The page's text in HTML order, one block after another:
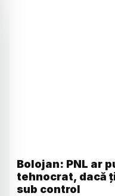
Bolojan: PNL ar
tehnocrat, dacă
sub control